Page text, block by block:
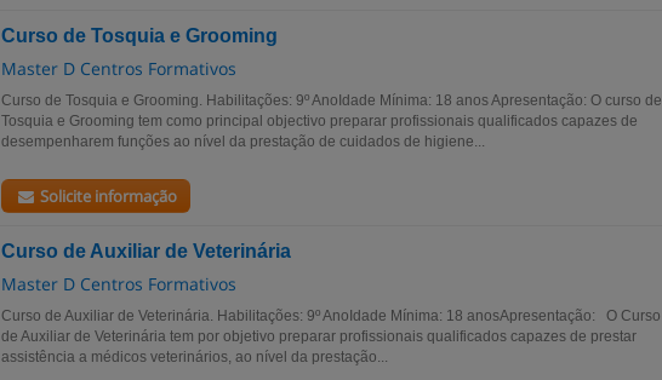
Curso de Tosquia e Grooming
Master D Centros Formativos
Curso de Tosquia e Grooming. Habilitações: 9º AnoIdade Mínima: 18 anos Apresentação: O curso de
Tosquia e Grooming tem como principal objectivo preparar profissionais qualificados capazes de
desempenharem funções ao nível da prestação de cuidados de higiene...
Solicite informação
Curso de Auxiliar de Veterinária
Master D Centros Formativos
Curso de Auxiliar de Veterinária. Habilitações: 9º AnoIdade Mínima: 18 anosApresentação: O Curso
de Auxiliar de Veterinária tem por objetivo preparar profissionais qualificados capazes de prestar
assistência a médicos veterinários, ao nível da prestação...